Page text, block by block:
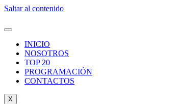
Saltar al contenido
INICIO
NOSOTROS
TOP 20
PROGRAMACIÓN
CONTACTOS
X